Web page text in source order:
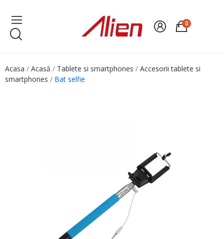
0
Acasa Acasă Tablete si smartphones
Accesorii tablete si
smartphones
Bat selfie